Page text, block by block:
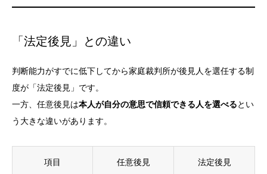
「法定後見」との違い
判断能力がすでに低下してから家庭裁判所が後見人を選任する制
度が「法定後見」です。
一方、任意後見は本人が自分の意思で信頼できる人を選べるとい
う大きな違いがあります。
項目 任意後見 法定後見